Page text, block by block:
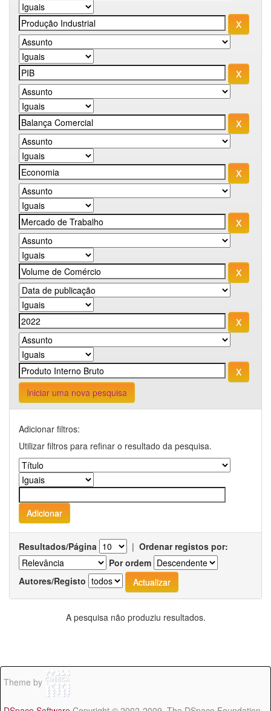
Iniciar uma nova pesquisa
Adicionar filtros:
Utilizar filtros para refinar o resultado da pesquisa.
Resultados/Página | Ordenar registos por:
Por ordem
Autores/Registo
A pesquisa não produziu resultados.
Theme by